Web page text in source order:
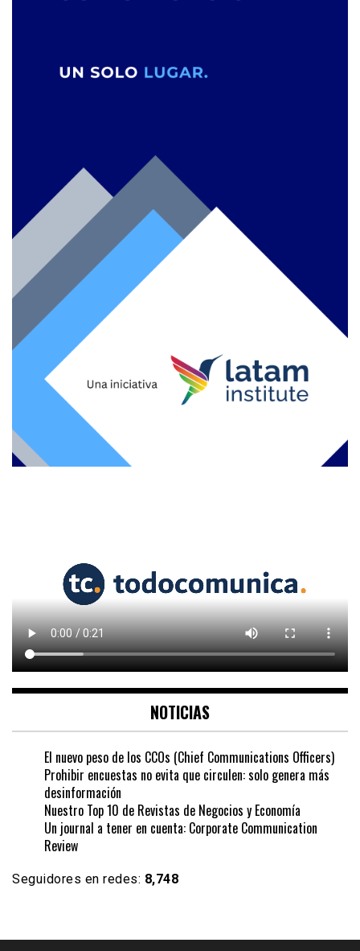
NOTICIAS
El nuevo peso de los CCOs (Chief Communications Officers)
Prohibir encuestas no evita que circulen: solo genera más
desinformación
Nuestro Top 10 de Revistas de Negocios y Economía
Un journal a tener en cuenta: Corporate Communication
Review
Seguidores en redes: 8,748